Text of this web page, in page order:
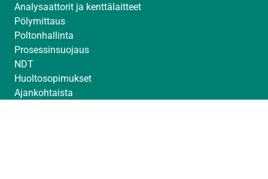
Analysaattorit ja kenttälaitteet
Pölymittaus
Poltonhallinta
Prosessinsuojaus
NDT
Huoltosopimukset
Ajankohtaista